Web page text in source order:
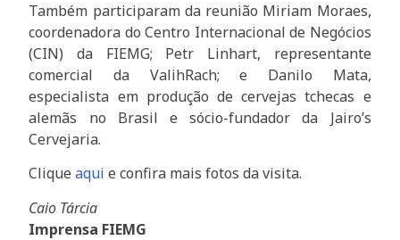
Também participaram da reunião Miriam Moraes,
coordenadora do Centro Internacional de Negócios
(CIN) da FIEMG; Petr Linhart, representante
comercial da ValihRach; e Danilo Mata,
especialista em produção de cervejas tchecas e
alemãs no Brasil e sócio-fundador da Jairo’s
Cervejaria.
Cliqueaqui e confira mais fotos da visita.
Caio Tárcia
Imprensa FIEMG